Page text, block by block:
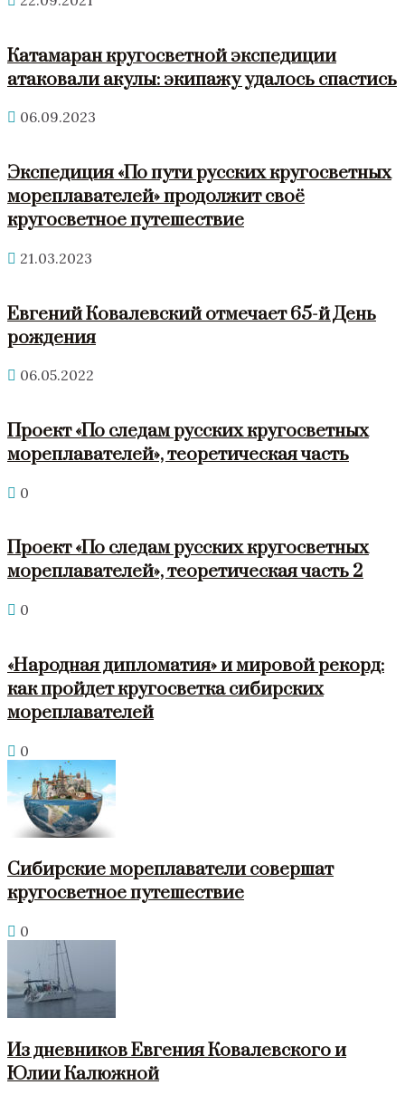
Катамаран кругосветной экспедиции
атаковали акулы: экипажу удалось спастись
06.09.2023
Экспедиция «По пути русских кругосветных
мореплавателей» продолжит своё
кругосветное путешествие
21.03.2023
Евгений Ковалевский отмечает 65-й День
рождения
06.05.2022
Проект «По следам русских кругосветных
мореплавателей», теоретическая часть
0
Проект «По следам русских кругосветных
мореплавателей», теоретическая часть 2
0
«Народная дипломатия» и мировой рекорд:
как пройдет кругосветка сибирских
мореплавателей
0
Сибирские мореплаватели совершат
кругосветное путешествие
0
Из дневников Евгения Ковалевского и
Юлии Калюжной